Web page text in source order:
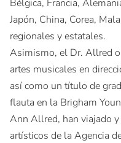
Bélgica, Francia,
Japón, China, Corea,
regionales y estatales.
Asimismo, el Dr. Allred
artes musicales en
así como un título de
flauta en la Brigham
Ann Allred, han viajado
artísticos de la Agencia